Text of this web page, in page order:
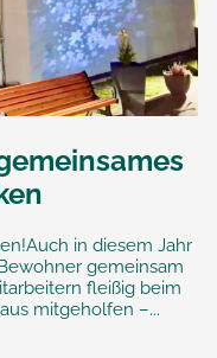
in diesem Jahr
gemeinsam
fleißig beim
mitgeholfen –...